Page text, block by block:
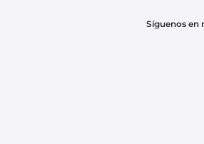
Síguenos en